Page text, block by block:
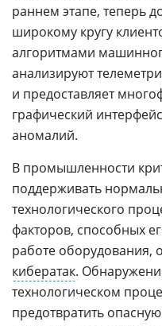
раннем этапе, теперь
широкому кругу
алгоритмами
анализируют
и предоставляет
графический
аномалий.
В промышленности
поддерживать
технологического
факторов, способных
работе оборудования,
кибератак.
технологическом
предотвратить